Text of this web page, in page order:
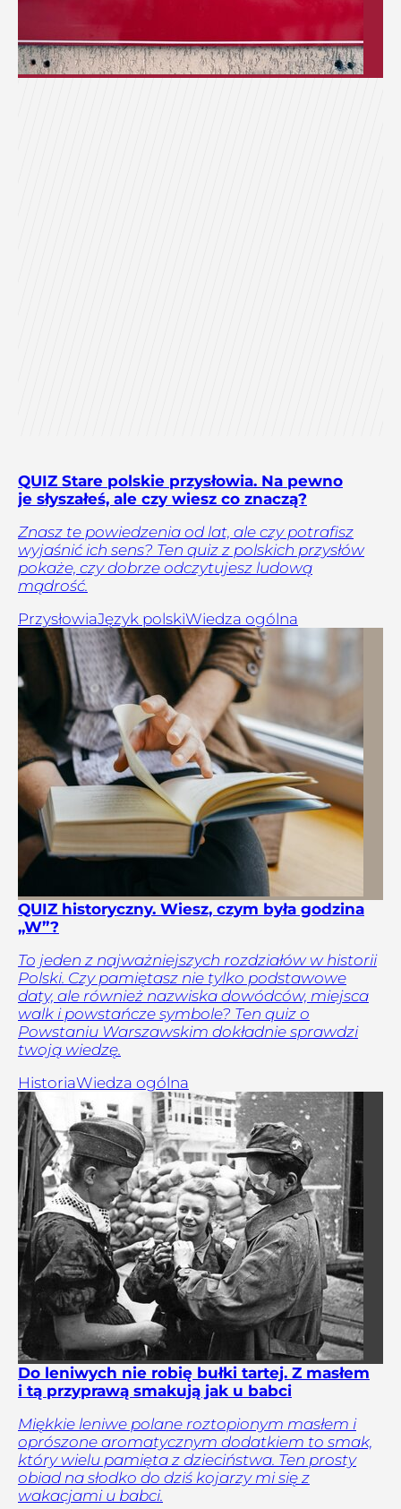
QUIZ Stare polskie przysłowia. Na pewno
je słyszałeś, ale czy wiesz co znaczą?
Znasz te powiedzenia od lat, ale czy potrafisz
wyjaśnić ich sens? Ten quiz z polskich przysłów
pokaże, czy dobrze odczytujesz ludową
mądrość.
PrzysłowiaJęzyk polskiWiedza ogólna
QUIZ historyczny. Wiesz, czym była godzina
„W”?
To jeden z najważniejszych rozdziałów w historii
Polski. Czy pamiętasz nie tylko podstawowe
daty, ale również nazwiska dowódców, miejsca
walk i powstańcze symbole? Ten quiz o
Powstaniu Warszawskim dokładnie sprawdzi
twoją wiedzę.
HistoriaWiedza ogólna
Do leniwych nie robię bułki tartej. Z masłem
i tą przyprawą smakują jak u babci
Miękkie leniwe polane roztopionym masłem i
oprószone aromatycznym dodatkiem to smak,
który wielu pamięta z dzieciństwa. Ten prosty
obiad na słodko do dziś kojarzy mi się z
wakacjami u babci.